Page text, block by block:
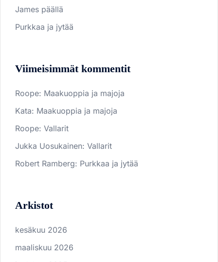
James päällä
Purkkaa ja jytää
Viimeisimmät kommentit
Roope: Maakuoppia ja majoja
Kata: Maakuoppia ja majoja
Roope: Vallarit
Jukka Uosukainen: Vallarit
Robert Ramberg: Purkkaa ja jytää
Arkistot
kesäkuu 2026
maaliskuu 2026